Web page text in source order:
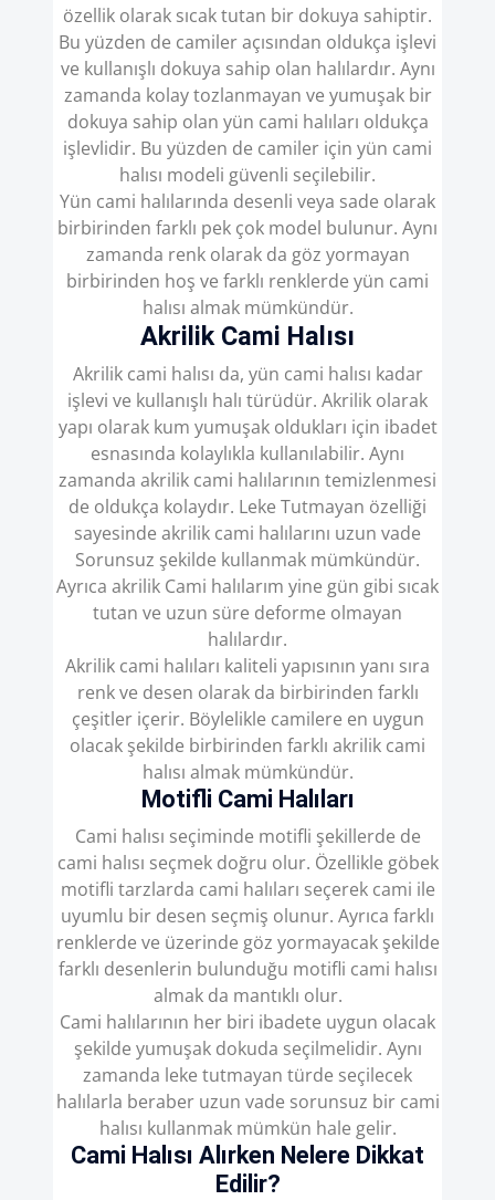
özellik olarak sıcak tutan bir dokuya sahiptir.
Bu yüzden de camiler açısından oldukça işlevi
ve kullanışlı dokuya sahip olan halılardır. Aynı
zamanda kolay tozlanmayan ve yumuşak bir
dokuya sahip olan yün cami halıları oldukça
işlevlidir. Bu yüzden de camiler için yün cami
halısı modeli güvenli seçilebilir.
Yün cami halılarında desenli veya sade olarak
birbirinden farklı pek çok model bulunur. Aynı
zamanda renk olarak da göz yormayan
birbirinden hoş ve farklı renklerde yün cami
halısı almak mümkündür.
Akrilik Cami Halısı
Akrilik cami halısı da, yün cami halısı kadar
işlevi ve kullanışlı halı türüdür. Akrilik olarak
yapı olarak kum yumuşak oldukları için ibadet
esnasında kolaylıkla kullanılabilir. Aynı
zamanda akrilik cami halılarının temizlenmesi
de oldukça kolaydır. Leke Tutmayan özelliği
sayesinde akrilik cami halılarını uzun vade
Sorunsuz şekilde kullanmak mümkündür.
Ayrıca akrilik Cami halılarım yine gün gibi sıcak
tutan ve uzun süre deforme olmayan
halılardır.
Akrilik cami halıları kaliteli yapısının yanı sıra
renk ve desen olarak da birbirinden farklı
çeşitler içerir. Böylelikle camilere en uygun
olacak şekilde birbirinden farklı akrilik cami
halısı almak mümkündür.
Motifli Cami Halıları
Cami halısı seçiminde motifli şekillerde de
cami halısı seçmek doğru olur. Özellikle göbek
motifli tarzlarda cami halıları seçerek cami ile
uyumlu bir desen seçmiş olunur. Ayrıca farklı
renklerde ve üzerinde göz yormayacak şekilde
farklı desenlerin bulunduğu motifli cami halısı
almak da mantıklı olur.
Cami halılarının her biri ibadete uygun olacak
şekilde yumuşak dokuda seçilmelidir. Aynı
zamanda leke tutmayan türde seçilecek
halılarla beraber uzun vade sorunsuz bir cami
halısı kullanmak mümkün hale gelir.
Cami Halısı Alırken Nelere Dikkat
Edilir?